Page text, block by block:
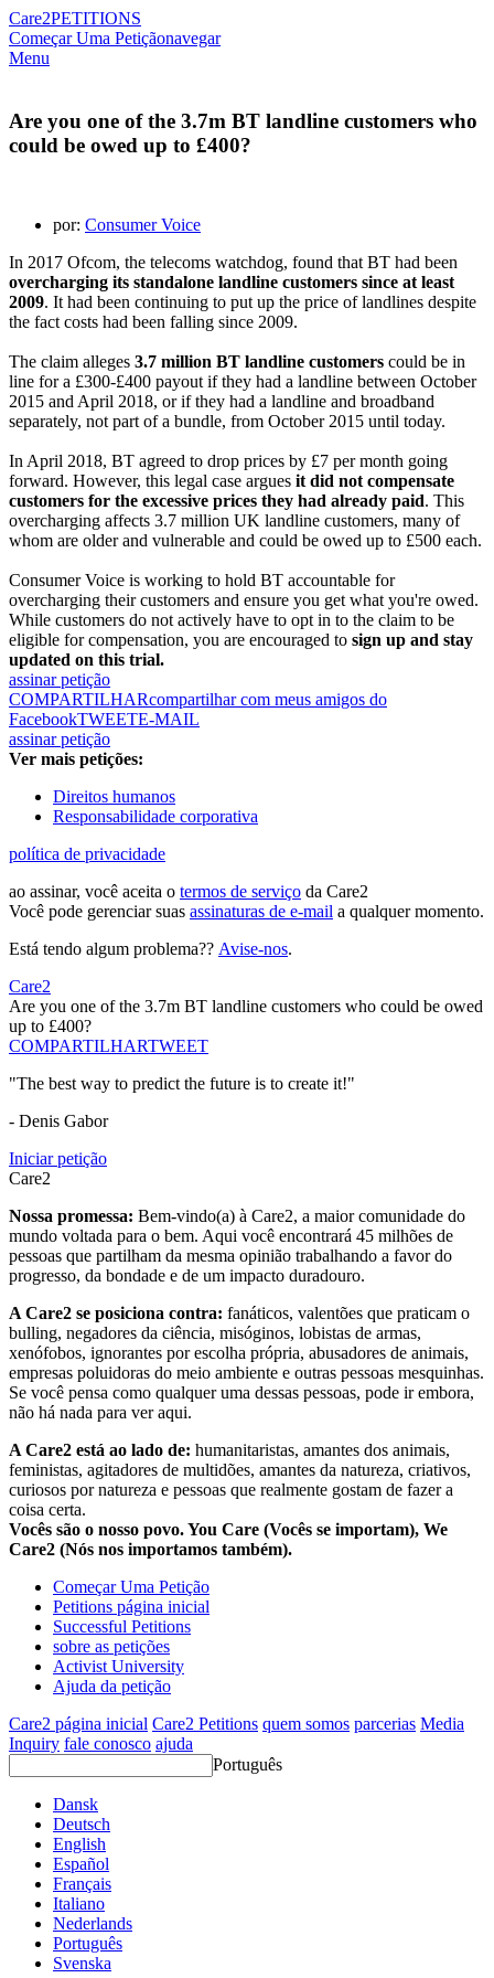
Care2PETITIONS
Começar Uma Petiçãonavegar
Menu
Are you one of the 3.7m BT landline customers who
could be owed up to £400?
por: Consumer Voice
In 2017 Ofcom, the telecoms watchdog, found that BT had been
overcharging its standalone landline customers since at least
2009. It had been continuing to put up the price of landlines despite
the fact costs had been falling since 2009.
The claim alleges 3.7 million BT landline customers could be in
line for a £300-£400 payout if they had a landline between October
2015 and April 2018, or if they had a landline and broadband
separately, not part of a bundle, from October 2015 until today.
In April 2018, BT agreed to drop prices by £7 per month going
forward. However, this legal case argues it did not compensate
customers for the excessive prices they had already paid. This
overcharging affects 3.7 million UK landline customers, many of
whom are older and vulnerable and could be owed up to £500 each.
Consumer Voice is working to hold BT accountable for
overcharging their customers and ensure you get what you're owed.
While customers do not actively have to opt in to the claim to be
eligible for compensation, you are encouraged to sign up and stay
updated on this trial.
assinar petição
COMPARTILHARcompartilhar com meus amigos do
FacebookTWEETE-MAIL
assinar petição
Ver mais petições:
Direitos humanos
Responsabilidade corporativa
política de privacidade
ao assinar, você aceita o termos de serviço da Care2
Você pode gerenciar suas assinaturas de e-mail a qualquer momento.
Está tendo algum problema?? Avise-nos.
Care2
Are you one of the 3.7m BT landline customers who could be owed
up to £400?
COMPARTILHARTWEET
"The best way to predict the future is to create it!"
- Denis Gabor
Iniciar petição
Care2
Nossa promessa: Bem-vindo(a) à Care2, a maior comunidade do
mundo voltada para o bem. Aqui você encontrará 45 milhões de
pessoas que partilham da mesma opinião trabalhando a favor do
progresso, da bondade e de um impacto duradouro.
A Care2 se posiciona contra: fanáticos, valentões que praticam o
bulling, negadores da ciência, misóginos, lobistas de armas,
xenófobos, ignorantes por escolha própria, abusadores de animais,
empresas poluidoras do meio ambiente e outras pessoas mesquinhas.
Se você pensa como qualquer uma dessas pessoas, pode ir embora,
não há nada para ver aqui.
A Care2 está ao lado de: humanitaristas, amantes dos animais,
feministas, agitadores de multidões, amantes da natureza, criativos,
curiosos por natureza e pessoas que realmente gostam de fazer a
coisa certa.
Vocês são o nosso povo. You Care (Vocês se importam), We
Care2 (Nós nos importamos também).
Começar Uma Petição
Petitions página inicial
Successful Petitions
sobre as petições
Activist University
Ajuda da petição
Care2 página inicial Care2 Petitions quem somos parcerias Media
Inquiry fale conosco ajuda
Português
Dansk
Deutsch
English
Español
Français
Italiano
Nederlands
Português
Svenska